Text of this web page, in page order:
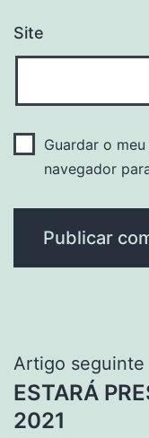
Site
Guardar o
navegador
Artigo seguinte
ESTARÁ
2021